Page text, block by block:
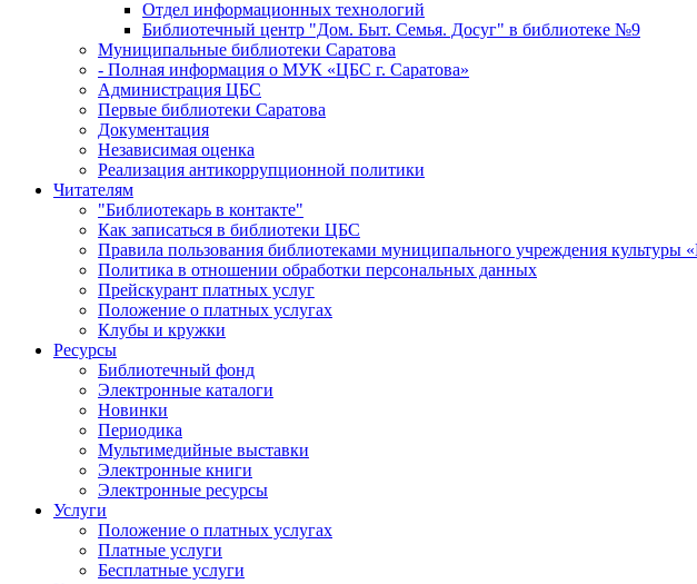
Отдел информационных технологий
Библиотечный центр "Дом. Быт. Семья. Досуг" в библиотеке №9
Муниципальные библиотеки Саратова
- Полная информация о МУК «ЦБС г. Саратова»
Администрация ЦБС
Первые библиотеки Саратова
Документация
Независимая оценка
Реализация антикоррупционной политики
Читателям
"Библиотекарь в контакте"
Как записаться в библиотеки ЦБС
Правила пользования библиотеками муниципального учреждения культуры
Политика в отношении обработки персональных данных
Прейскурант платных услуг
Положение о платных услугах
Клубы и кружки
Ресурсы
Библиотечный фонд
Электронные каталоги
Новинки
Периодика
Мультимедийные выставки
Электронные книги
Электронные ресурсы
Услуги
Положение о платных услугах
Платные услуги
Бесплатные услуги